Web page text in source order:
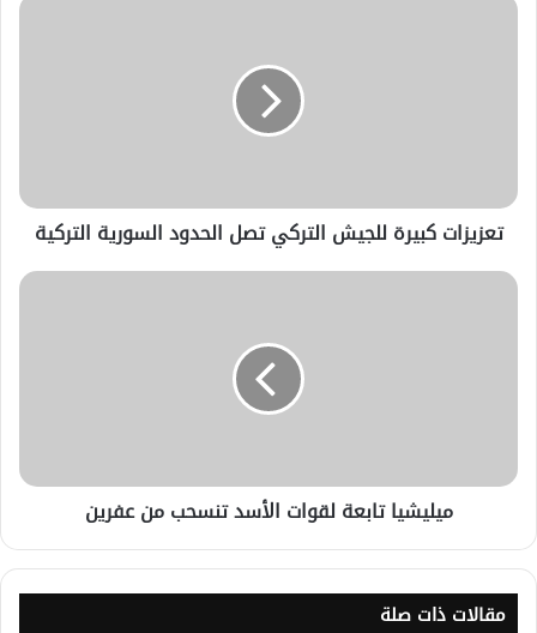
تعزيزات كبيرة للجيش التركي تصل الحدود السورية التركية
ميليشيا تابعة لقوات الأسد تنسحب من عفرين
مقالات ذات صلة